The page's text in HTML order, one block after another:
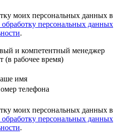
моих персональных данных в
персональных данных
.
и компетентный менеджер
(в рабочее время)
имя
телефона
моих персональных данных в
персональных данных
.